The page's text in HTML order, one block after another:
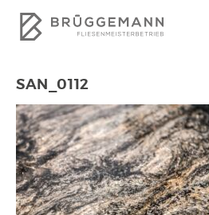
SHOWROOM
JOBS
SAN_0112